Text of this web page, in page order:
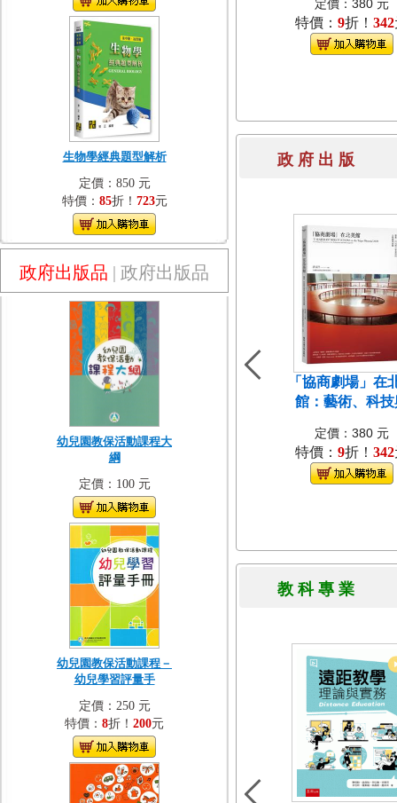
生物學經典題型解析
定價：850 元
特價： 85折！ 723元
政府出版品 | 政府出版品
幼兒園教保活動課程大
綱
定價：100 元
幼兒園教保活動課程－
幼兒學習評量手
定價：250 元
特價： 8折！ 200元
定價：380 元
特價： 9折！ 342
政 府 出
「協商劇場」在
館：藝術、科技
定價：380 元
特價： 9折！ 342
教 科 專